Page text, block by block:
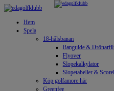
Hem
Spela
18-hålsbanan
Banguide &
Flyover
Slopekalkylator
Slopetabeller &
Köp golfamore här
Greenfee